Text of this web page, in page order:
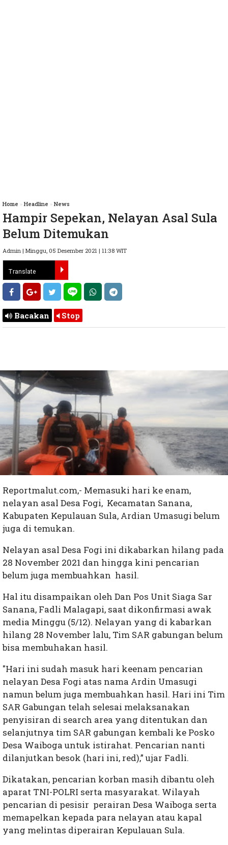
Home » Headline » News
Hampir Sepekan, Nelayan Asal Sula
Belum Ditemukan
Admin | Minggu, 05 Desember 2021 | 11:38 WIT
Bacakan Stop
Reportmalut.com,- Memasuki hari ke enam,
nelayan asal Desa Fogi, Kecamatan Sanana,
Kabupaten Kepulauan Sula, Ardian Umasugi belum
juga di temukan.
Nelayan asal Desa Fogi ini dikabarkan hilang pada
28 November 2021 dan hingga kini pencarian
belum juga membuahkan hasil.
Hal itu disampaikan oleh Dan Pos Unit Siaga Sar
Sanana, Fadli Malagapi, saat dikonfirmasi awak
media Minggu (5/12). Nelayan yang di kabarkan
hilang 28 November lalu, Tim SAR gabungan belum
bisa membuhakan hasil.
"Hari ini sudah masuk hari keenam pencarian
nelayan Desa Fogi atas nama Ardin Umasugi
namun belum juga membuahkan hasil. Hari ini Tim
SAR Gabungan telah selesai melaksanakan
penyisiran di search area yang ditentukan dan
selanjutnya tim SAR gabungan kembali ke Posko
Desa Waiboga untuk istirahat. Pencarian nanti
dilanjutkan besok (hari ini, red),” ujar Fadli.
Dikatakan, pencarian korban masih dibantu oleh
aparat TNI-POLRI serta masyarakat. Wilayah
pencarian di pesisir perairan Desa Waiboga serta
memapelkan kepada para nelayan atau kapal
yang melintas diperairan Kepulauan Sula.